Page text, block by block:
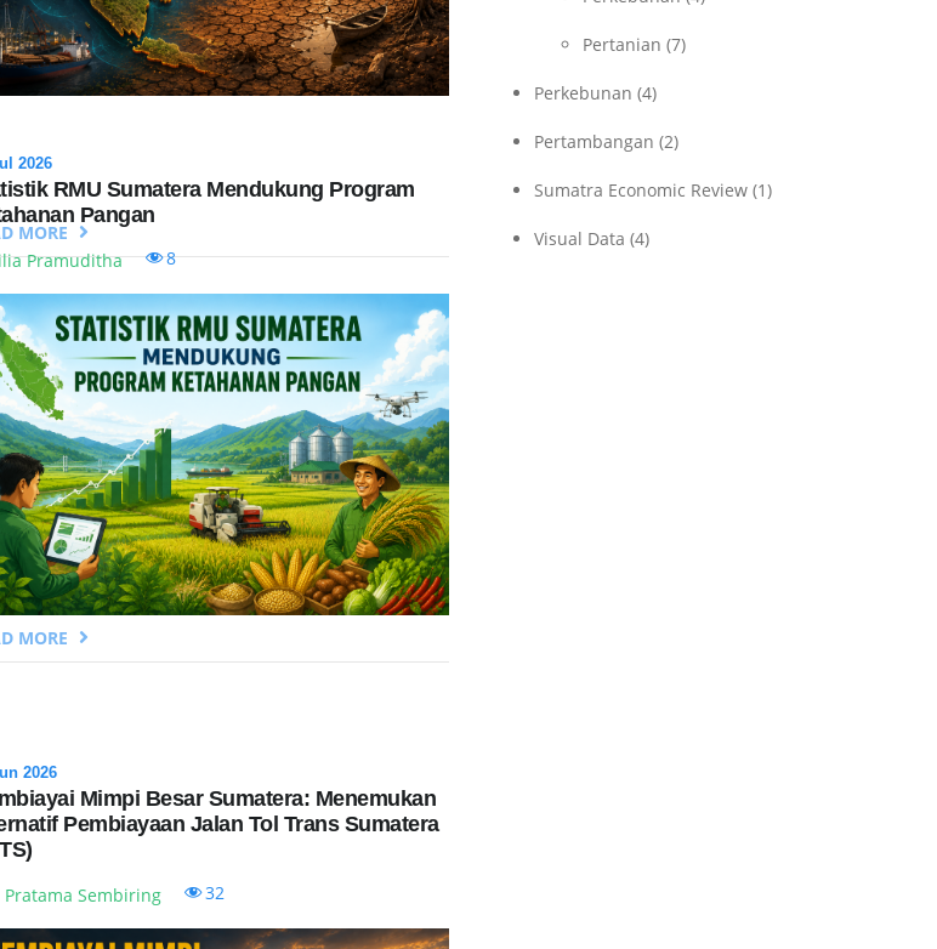
MORE
2026
RMU Sumatera Mendukung Program
Pangan
Pramuditha 8
MORE
2026
Mimpi Besar Sumatera: Menemukan
Pembiayaan Jalan Tol Trans Sumatera
Sembiring 32
Pertanian (7)
Perkebunan (4)
Pertambangan (2)
Sumatra Economic Review (1)
Visual Data (4)